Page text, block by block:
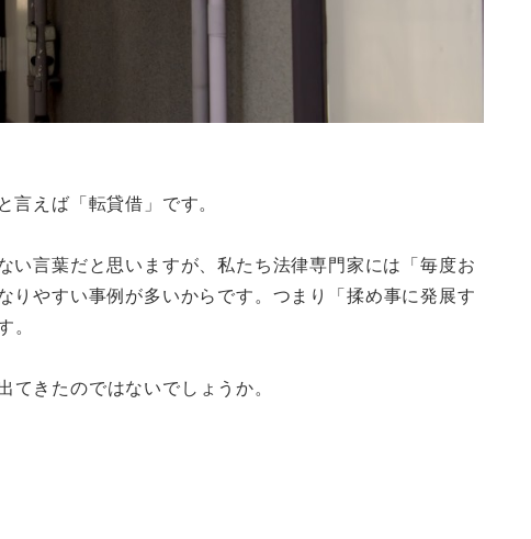
えば「転貸借」です。
言葉だと思いますが、私たち法律専門家には「毎度お
りやすい事例が多いからです。つまり
「揉め事に発展す
てきたのではないでしょうか。